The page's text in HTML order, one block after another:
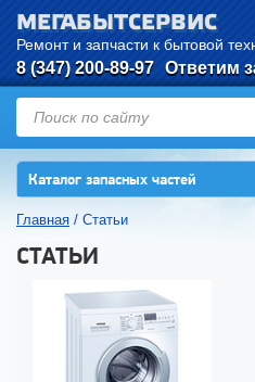
МЕГАБЫТСЕРВИС
Ремонт и запчасти к бытовой
8 (347) 200-89-97 Ответим
Каталог запасных частей
Главная / Статьи
СТАТЬИ